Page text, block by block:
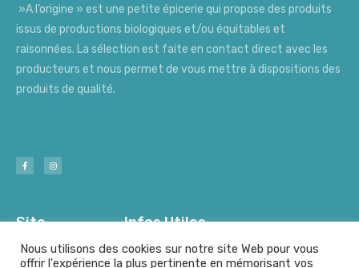
»A l’origine » est une petite épicerie qui propose des produits
issus de productions biologiques et/ou équitables et
raisonnées. La sélection est faite en contact direct avec les
producteurs et nous permet de vous mettre à dispositions des
produits de qualité.
Site Infos Utiles
Nous utilisons des cookies sur notre site Web pour vous
offrir l'expérience la plus pertinente en mémorisant vos